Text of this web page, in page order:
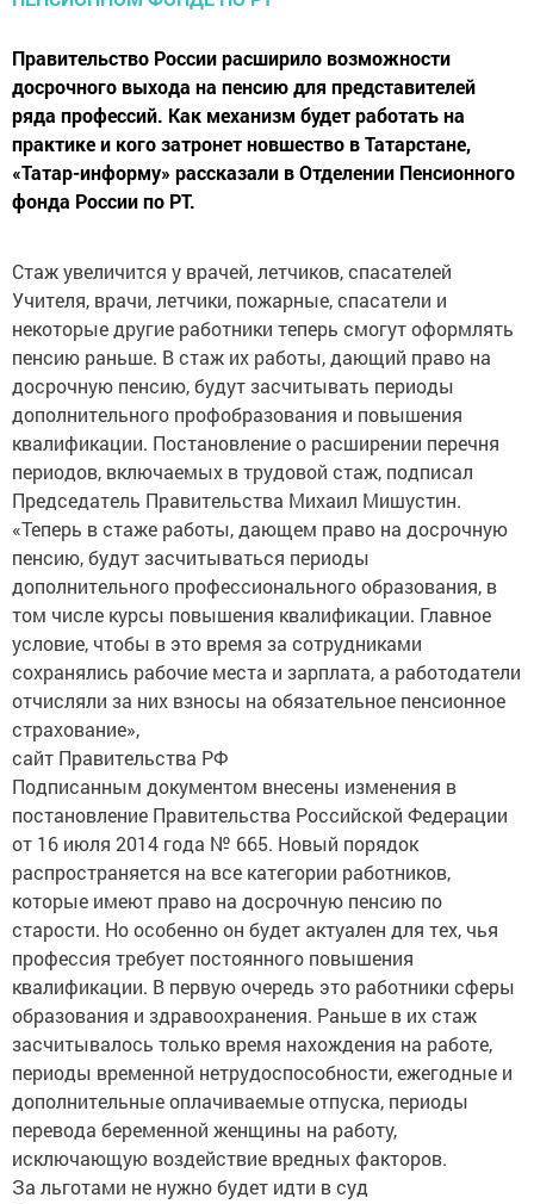
досрочного выхода на пенсию для представителей
ряда профессий. Как механизм будет работать на
практике и кого затронет новшество в Татарстане,
«Татар-информу» рассказали в Отделении Пенсионного
фонда России по РТ.
Учителя, врачи, летчики, пожарные, спасатели и
некоторые другие работники теперь смогут оформлять
пенсию раньше. В стаж их работы, дающий право на
досрочную пенсию, будут засчитывать периоды
дополнительного профобразования и повышения
квалификации. Постановление о расширении перечня
периодов, включаемых в трудовой стаж, подписал
Председатель Правительства Михаил Мишустин.
«Теперь в стаже работы, дающем право на досрочную
пенсию, будут засчитываться периоды
дополнительного профессионального образования, в
том числе курсы повышения квалификации. Главное
условие, чтобы в это время за сотрудниками
сохранялись рабочие места и зарплата, а работодатели
отчисляли за них взносы на обязательное пенсионное
страхование»,
сайт Правительства РФ
Подписанным документом внесены изменения в
постановление Правительства Российской Федерации
от 16 июля 2014 года № 665. Новый порядок
распространяется на все категории работников,
которые имеют право на досрочную пенсию по
старости. Но особенно он будет актуален для тех, чья
профессия требует постоянного повышения
квалификации. В первую очередь это работники сферы
образования и здравоохранения. Раньше в их стаж
засчитывалось только время нахождения на работе,
периоды временной нетрудоспособности, ежегодные и
дополнительные оплачиваемые отпуска, периоды
перевода беременной женщины на работу,
исключающую воздействие вредных факторов.
За льготами не нужно будет идти в суд
Оказывается, это нововведение давно ждали в